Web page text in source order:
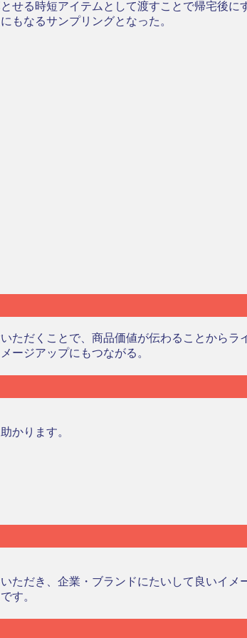
る時短アイテムとして渡すことで帰宅後に
もなるサンプリングとなった。
だくことで、商品価値が伝わることからラ
ージアップにもつながる。
かります。
だき、企業・ブランドにたいして良いイメ
す。